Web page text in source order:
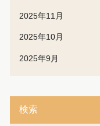
2025年11月
2025年10月
2025年9月
検索